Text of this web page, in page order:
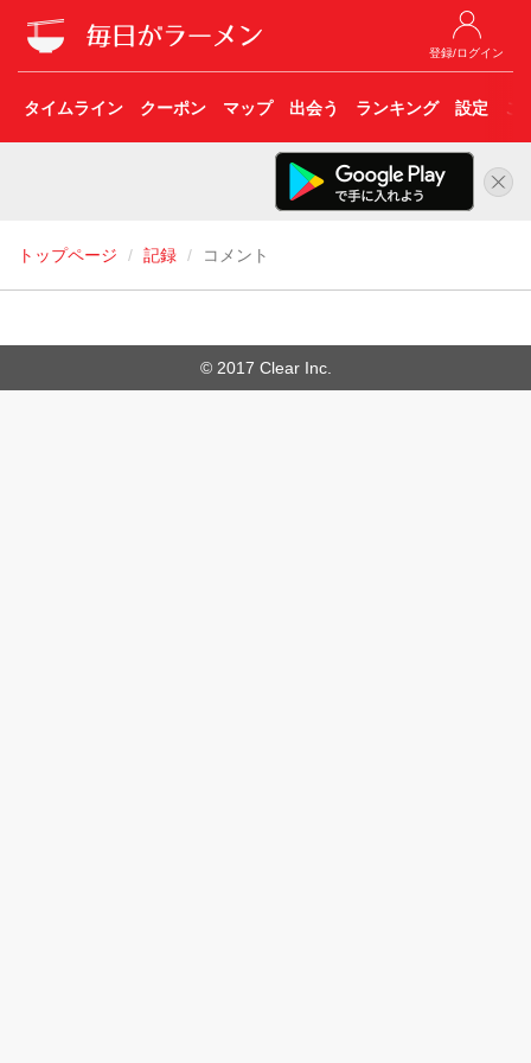
登録/ログイン
タイムライン クーポン マップ 出会う ランキング 設定 こ
トップページ 記録 コメント
© 2017 Clear Inc.